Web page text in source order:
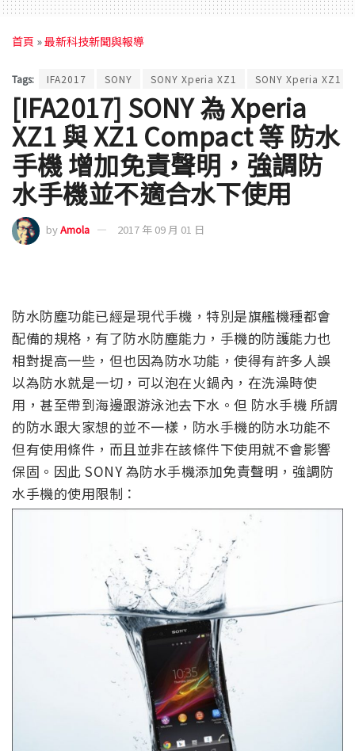
首頁 »最新科技新聞與報導
Tags: IFA2017 SONY SONY Xperia XZ1 SONY Xperia XZ1
[IFA2017] SONY 為 Xperia
XZ1 與 XZ1 Compact 等 防水
手機 增加免責聲明，強調防
水手機並不適合水下使用
byAmola 2017 年 09 月 01 日
防水防塵功能已經是現代手機，特別是旗艦機種都會
配備的規格，有了防水防塵能力，手機的防護能力也
相對提高一些，但也因為防水功能，使得有許多人誤
以為防水就是一切，可以泡在火鍋內，在洗澡時使
用，甚至帶到海邊跟游泳池去下水。但 防水手機 所謂
的防水跟大家想的並不一樣，防水手機的防水功能不
但有使用條件，而且並非在該條件下使用就不會影響
保固。因此 SONY 為防水手機添加免責聲明，強調防
水手機的使用限制：